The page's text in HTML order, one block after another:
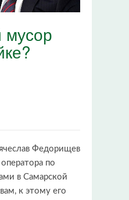
мусор
Федорищев
по
в Самарской
к этому его